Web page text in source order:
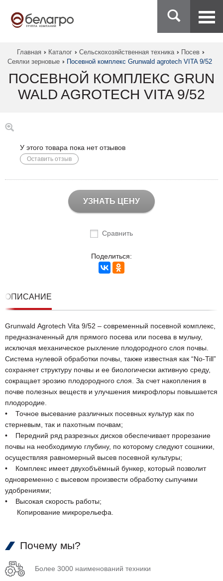
Главная Каталог Сельскохозяйственная техника
Посев
Сеялки зерновые
Посевной комплекс Grunwald agrotech VITA 9/52
ПОСЕВНОЙ КОМПЛЕКС GRUN
WALD AGROTECH VITA 9/52
У этого товара пока нет отзывов
Оставить отзыв
УЗНАТЬ ЦЕНУ
Сравнить
Поделиться:
ОПИСАНИЕ
Grunwаld Аgrоtесh Vita 9/52 – современный посевной комплекс,
предназначенный для прямого посева или посева в мульчу,
исключая механическое рыхление плодородного слоя почвы.
Система нулевой обработки почвы, также известная как “No-Till”
сохраняет структуру почвы и ее биологически активную среду,
сокращает эрозию плодородного слоя. За счет накопления в
почве полезных веществ и улучшения микрофлоры повышается
плодородие.
• Точное высевание различных посевных культур как по
стерневым, так и пахотным почвам;
• Передний ряд разрезных дисков обеспечивает прорезание
почвы на необходимую глубину, по которому следуют сошники,
осуществляя равномерный высев посевной культуры;
• Комплекс имеет двухобъёмный бункер, который позволит
одновременно с высевом произвести обработку сыпучими
удобрениями;
• Высокая скорость работы;
Копирование микрорельефа.
Почему мы?
Более 3000 наименований техники